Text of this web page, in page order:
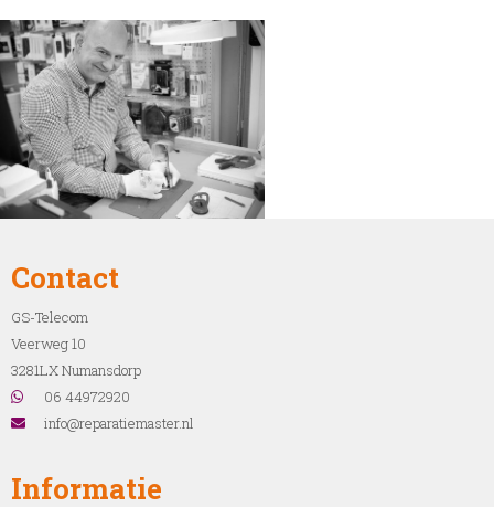
Contact
GS-Telecom
Veerweg 10
3281LX Numansdorp
06 44972920
info@reparatiemaster.nl
Informatie